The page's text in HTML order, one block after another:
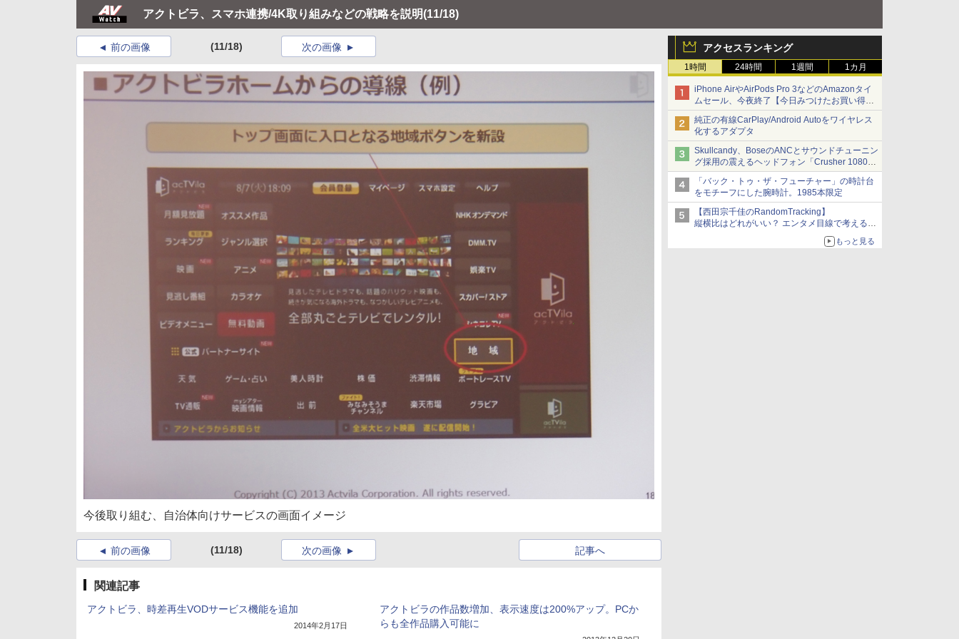
アクトビラ、スマホ連携/4K取り組みなどの戦略を説明(11/18)
アクセスランキング
1時間 24時間 1週間 1カ月
iPhone AirやAirPods Pro 3などのAmazonタイ
ムセール、今夜終了【今日みつけたお買い得
品】
純正の有線CarPlay/Android Autoをワイヤレス
化するアダプタ
Skullcandy、BoseのANCとサウンドチューニン
グ採用の震えるヘッドフォン「Crusher 1080
ANC」
「バック・トゥ・ザ・フューチャー」の時計台
をモチーフにした腕時計。1985本限定
【西田宗千佳のRandomTracking】
縦横比はどれがいい？ エンタメ目線で考える、
もっと見る
前の画像 (11/18) 次の画像
今後取り組む、自治体向けサービスの画面イメージ
前の画像 (11/18) 記事へ
次の画像
関連記事
アクトビラ、時差再生VODサービス機能を追加
2014年2月17日
アクトビラの作品数増加、表示速度は200%アップ。PCか
らも全作品購入可能に